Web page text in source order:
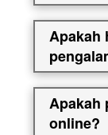
Apakah
Apakah
online?